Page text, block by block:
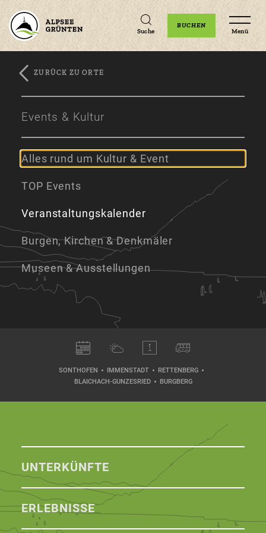
Zum
Zur
Zum
Suche
BUCHEN
Menü
ZURÜCK ZU ORTE
Events & Kultur
Alles rund um Kultur & Event
TOP Events
Veranstaltungskalender
Burgen, Kirchen & Denkmäler
Museen & Ausstellungen
SONTHOFEN IMMENSTADT
RETTENBERG
BLAICHACH-GUNZESRIED
BURGBERG
UNTERKÜNFTE
ERLEBNISSE
Unterkünfte Veranstaltungen